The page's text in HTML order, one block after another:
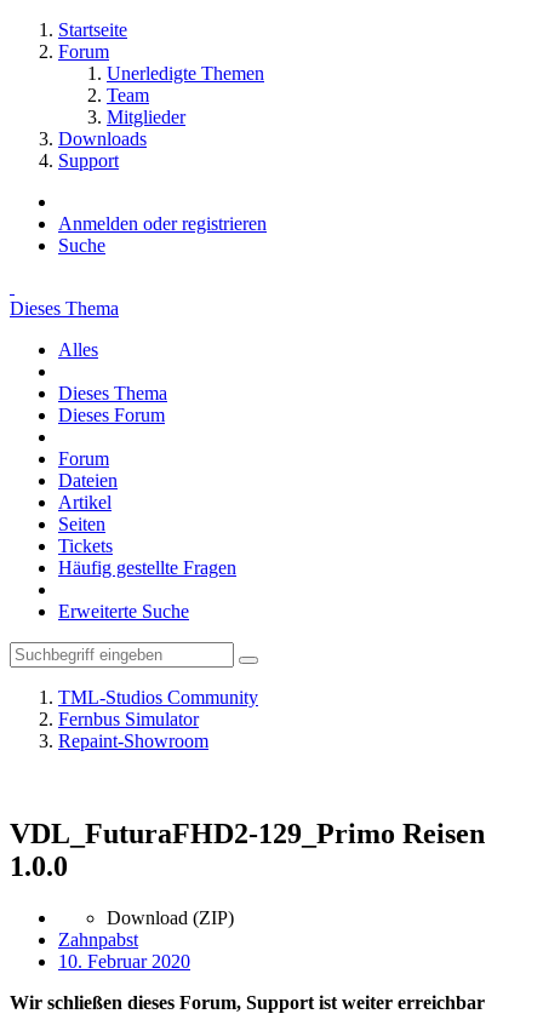
Startseite
Forum
Unerledigte Themen
Team
Mitglieder
Downloads
Support
Anmelden oder registrieren
Suche
Dieses Thema
Alles
Dieses Thema
Dieses Forum
Forum
Dateien
Artikel
Seiten
Tickets
Häufig gestellte Fragen
Erweiterte Suche
TML-Studios Community
Fernbus Simulator
Repaint-Showroom
VDL_FuturaFHD2-129_Primo Reisen
1.0.0
Download (ZIP)
Zahnpabst
10. Februar 2020
Wir schließen dieses Forum, Support ist weiter erreichbar